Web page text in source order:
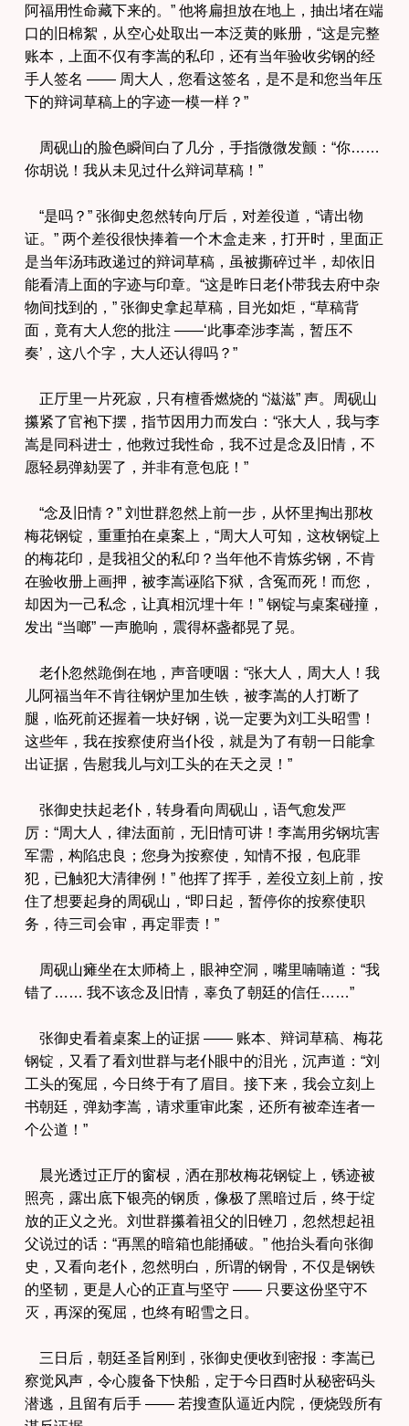
阿福用性命藏下来的。” 他将扁担放在地上，抽出堵在端
口的旧棉絮，从空心处取出一本泛黄的账册，“这是完整
账本，上面不仅有李嵩的私印，还有当年验收劣钢的经
手人签名 —— 周大人，您看这签名，是不是和您当年压
下的辩词草稿上的字迹一模一样？”
周砚山的脸色瞬间白了几分，手指微微发颤：“你……
你胡说！我从未见过什么辩词草稿！”
“是吗？” 张御史忽然转向厅后，对差役道，“请出物
证。” 两个差役很快捧着一个木盒走来，打开时，里面正
是当年汤玮政递过的辩词草稿，虽被撕碎过半，却依旧
能看清上面的字迹与印章。“这是昨日老仆带我去府中杂
物间找到的，” 张御史拿起草稿，目光如炬，“草稿背
面，竟有大人您的批注 ——‘此事牵涉李嵩，暂压不
奏’，这八个字，大人还认得吗？”
正厅里一片死寂，只有檀香燃烧的 “滋滋” 声。周砚山
攥紧了官袍下摆，指节因用力而发白：“张大人，我与李
嵩是同科进士，他救过我性命，我不过是念及旧情，不
愿轻易弹劾罢了，并非有意包庇！”
“念及旧情？” 刘世群忽然上前一步，从怀里掏出那枚
梅花钢锭，重重拍在桌案上，“周大人可知，这枚钢锭上
的梅花印，是我祖父的私印？当年他不肯炼劣钢，不肯
在验收册上画押，被李嵩诬陷下狱，含冤而死！而您，
却因为一己私念，让真相沉埋十年！” 钢锭与桌案碰撞，
发出 “当啷” 一声脆响，震得杯盏都晃了晃。
老仆忽然跪倒在地，声音哽咽：“张大人，周大人！我
儿阿福当年不肯往钢炉里加生铁，被李嵩的人打断了
腿，临死前还握着一块好钢，说一定要为刘工头昭雪！
这些年，我在按察使府当仆役，就是为了有朝一日能拿
出证据，告慰我儿与刘工头的在天之灵！”
张御史扶起老仆，转身看向周砚山，语气愈发严
厉：“周大人，律法面前，无旧情可讲！李嵩用劣钢坑害
军需，构陷忠良；您身为按察使，知情不报，包庇罪
犯，已触犯大清律例！” 他挥了挥手，差役立刻上前，按
住了想要起身的周砚山，“即日起，暂停你的按察使职
务，待三司会审，再定罪责！”
周砚山瘫坐在太师椅上，眼神空洞，嘴里喃喃道：“我
错了…… 我不该念及旧情，辜负了朝廷的信任……”
张御史看着桌案上的证据 —— 账本、辩词草稿、梅花
钢锭，又看了看刘世群与老仆眼中的泪光，沉声道：“刘
工头的冤屈，今日终于有了眉目。接下来，我会立刻上
书朝廷，弹劾李嵩，请求重审此案，还所有被牵连者一
个公道！”
晨光透过正厅的窗棂，洒在那枚梅花钢锭上，锈迹被
照亮，露出底下银亮的钢质，像极了黑暗过后，终于绽
放的正义之光。刘世群攥着祖父的旧锉刀，忽然想起祖
父说过的话：“再黑的暗箱也能捅破。” 他抬头看向张御
史，又看向老仆，忽然明白，所谓的钢骨，不仅是钢铁
的坚韧，更是人心的正直与坚守 —— 只要这份坚守不
灭，再深的冤屈，也终有昭雪之日。
三日后，朝廷圣旨刚到，张御史便收到密报：李嵩已
察觉风声，令心腹备下快船，定于今日酉时从秘密码头
潜逃，且留有后手 —— 若搜查队逼近内院，便烧毁所有